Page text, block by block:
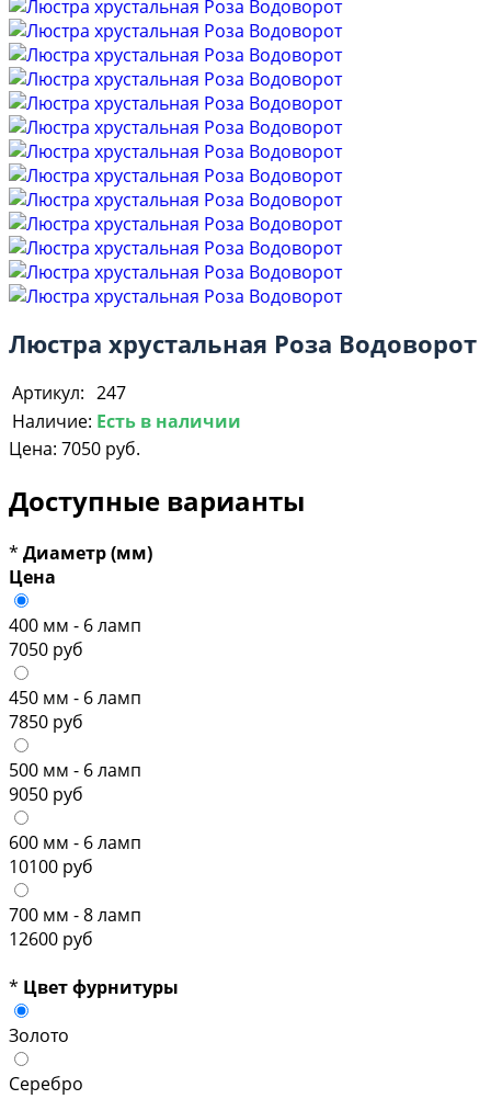
Люстра хрустальная Роза Водоворот
Артикул: 247
Наличие: Есть в наличии
Цена: 7050 руб.
Доступные варианты
* Диаметр (мм)
Цена
400 мм - 6 ламп
7050 руб
450 мм - 6 ламп
7850 руб
500 мм - 6 ламп
9050 руб
600 мм - 6 ламп
10100 руб
700 мм - 8 ламп
12600 руб
* Цвет фурнитуры
Золото
Серебро